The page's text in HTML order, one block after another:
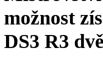
možnost
DS3 R3